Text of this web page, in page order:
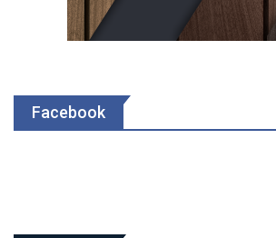
Facebook